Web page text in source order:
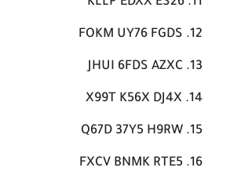
FOKM UY76 FGDS
JHUI 6FDS AZXC
X99T K56X DJ4X
Q67D 37Y5 H9RW
FXCV BNMK RTE5